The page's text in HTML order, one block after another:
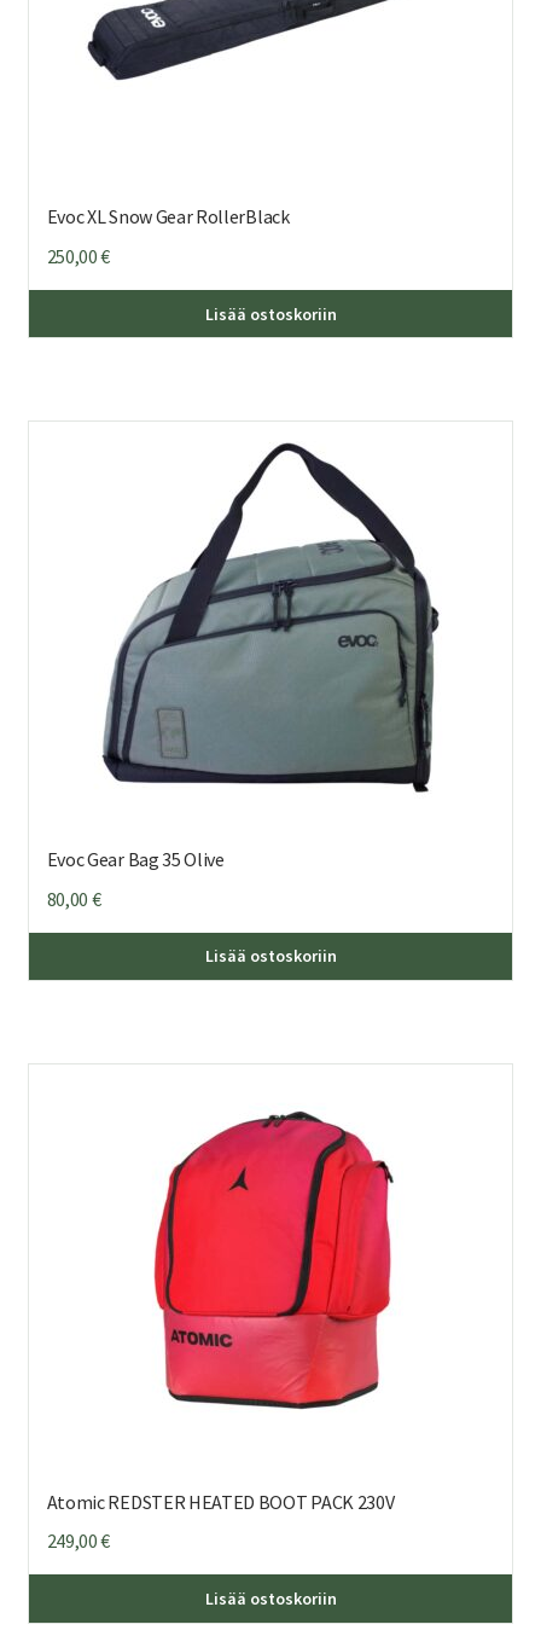
Evoc XL Snow Gear RollerBlack
250,00€
Lisää ostoskoriin
Evoc Gear Bag 35 Olive
80,00 €
Lisää ostoskoriin
Atomic REDSTER HEATED BOOT PACK 230V
249,00€
Lisää ostoskoriin